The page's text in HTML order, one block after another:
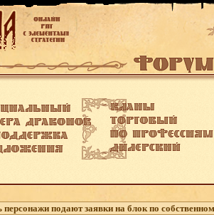
персонажи подают заявки на блок по